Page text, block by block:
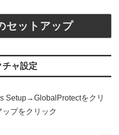
セットアップ
ャ設定
Setup→GlobalProtectをクリ
プをクリック